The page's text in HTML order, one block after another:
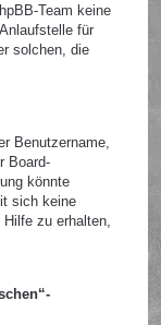
Team keine
für
solchen, die
Benutzername,
Board-
könnte
sich keine
zu erhalten,